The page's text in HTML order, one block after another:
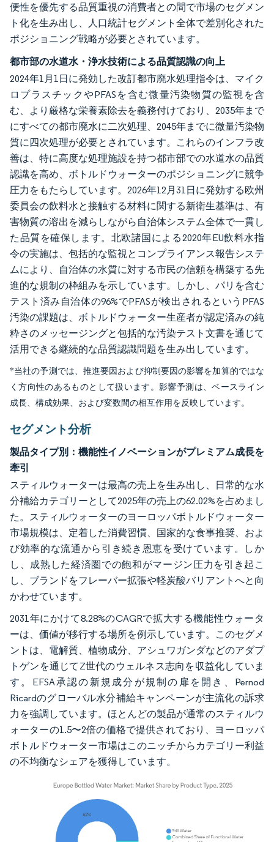
便性を優先する品質重視の消費者との間で市場のセグメン
ト化を生み出し、人口統計セグメント全体で差別化された
ポジショニング戦略が必要とされています。
都市部の水道水・浄水技術による品質認識の向上
2024年1月1日に発効した改訂都市廃水処理指令は、マイク
ロプラスチックやPFASを含む微量汚染物質の監視を含
む、より厳格な栄養素除去を義務付けており、2035年まで
にすべての都市廃水に二次処理、2045年までに微量汚染物
質に四次処理が必要とされています。これらのインフラ改
善は、特に高度な処理施設を持つ都市部での水道水の品質
認識を高め、ボトルドウォーターのポジショニングに競争
圧力をもたらしています。2026年12月31日に発効する欧州
委員会の飲料水と接触する材料に関する新衛生基準は、有
害物質の溶出を減らしながら自治体システム全体で一貫し
た品質を確保します。北欧諸国による2020年EU飲料水指
令の実施は、包括的な監視とコンプライアンス報告システ
ムにより、自治体の水質に対する市民の信頼を構築する先
進的な規制の枠組みを示しています。しかし、パリを含む
テスト済み自治体の96%でPFASが検出されるというPFAS
汚染の課題は、ボトルドウォーター生産者が認定済みの純
粋さのメッセージングと包括的な汚染テスト文書を通じて
活用できる継続的な品質認識問題を生み出しています。
*当社の予測では、推進要因および抑制要因の影響を加算的ではな
く方向性のあるものとして扱います。影響予測は、ベースライン
成長、構成効果、および変数間の相互作用を反映しています。
セグメント分析
製品タイプ別：機能性イノベーションがプレミアム成長を
牽引
スティルウォーターは最高の売上を生み出し、日常的な水
分補給カテゴリーとして2025年の売上の62.02%を占めまし
た。スティルウォーターのヨーロッパボトルドウォーター
市場規模は、定着した消費習慣、国家的な食事推奨、およ
び効率的な流通から引き続き恩恵を受けています。しか
し、成熟した経済圏での飽和がマージン圧力を引き起こ
し、ブランドをフレーバー拡張や軽炭酸バリアントへと向
かわせています。
2031年にかけて8.28%のCAGRで拡大する機能性ウォータ
ーは、価値が移行する場所を例示しています。このセグメ
ントは、電解質、植物成分、アシュワガンダなどのアダプ
トゲンを通じてZ世代のウェルネス志向を収益化していま
す。EFSA承認の新規成分が規制の扉を開き、Pernod
Ricardのグローバル水分補給キャンペーンが主流化の訴求
力を強調しています。ほとんどの製品が通常のスティルウ
ォーターの1.5〜2倍の価格で提供されており、ヨーロッパ
ボトルドウォーター市場はこのニッチからカテゴリー利益
の不均衡なシェアを獲得しています。